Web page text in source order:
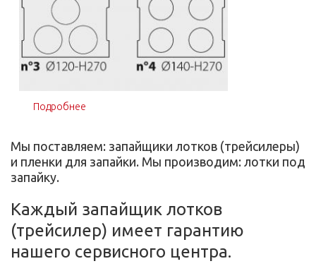
Подробнее
Мы поставляем: запайщики лотков (трейсилеры)
и пленки для запайки. Мы производим: лотки под
запайку.
Каждый запайщик лотков
(трейсилер) имеет гарантию
нашего сервисного центра.